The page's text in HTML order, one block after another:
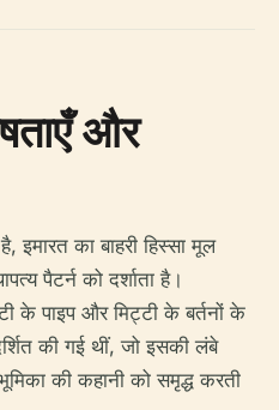
और
का बाहरी हिस्सा मूल
पैटर्न को दर्शाता है।
के पाइप और मिट्टी के बर्तनों के
की गई थीं, जो इसकी लंबे
की कहानी को समृद्ध करती